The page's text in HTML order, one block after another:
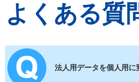
よくある質
法人用データを個人用に